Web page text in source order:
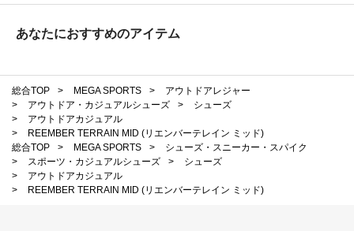
あなたにおすすめのアイテム
総合TOP > MEGA SPORTS >
アウトドアレジャー
>
アウトドア・カジュアルシューズ >
シューズ
>
アウトドアカジュアル
>
REEMBER TERRAIN MID (リエンバーテレイン ミッド)
総合TOP
> MEGA SPORTS >
シューズ・スニーカー・スパイク
>
スポーツ・カジュアルシューズ >
シューズ
>
アウトドアカジュアル
>
REEMBER TERRAIN MID (リエンバーテレイン ミッド)